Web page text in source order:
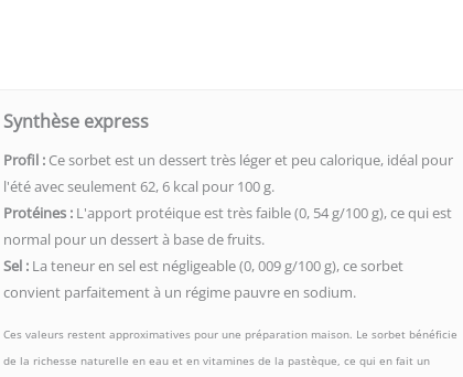
Synthèse express
Profil : Ce sorbet est un dessert très léger et peu calorique, idéal pour
l'été avec seulement 62, 6 kcal pour 100 g.
Protéines : L'apport protéique est très faible (0, 54 g/100 g), ce qui est
normal pour un dessert à base de fruits.
Sel : La teneur en sel est négligeable (0, 009 g/100 g), ce sorbet
convient parfaitement à un régime pauvre en sodium.
Ces valeurs restent approximatives pour une préparation maison. Le sorbet bénéficie
de la richesse naturelle en eau et en vitamines de la pastèque, ce qui en fait un